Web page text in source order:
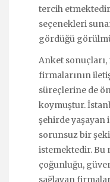
tercih
seçenekleri
gördüğü
Anket
firmalarının
süreçlerine de
koymuştur.
şehirde yaşayan
sorunsuz bir
istemektedir. Bu
çoğunluğu,
sağlayan